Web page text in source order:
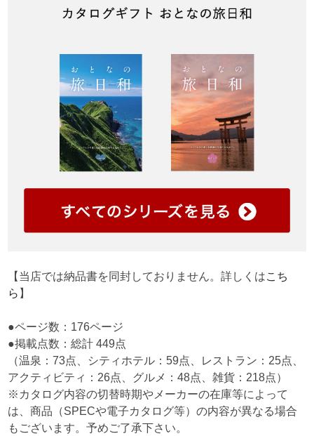
【当店では納品書を同封しておりません。詳しくはこち
ら 】
●ページ数：176ページ
●掲載点数：総計 449点
（温泉：73点、シティホテル：59点、レストラン：25点、
アクティビティ：26点、グルメ：48点、雑貨：218点）
※カタログ内容の切替時期やメーカーの在庫等によって
は、商品（SPECや電子カタログ等）の内容が異なる場合
もございます。予めご了承下さい。